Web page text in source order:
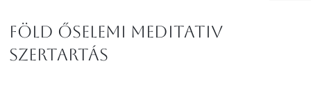
Föld őselemi meditativ
szertartás